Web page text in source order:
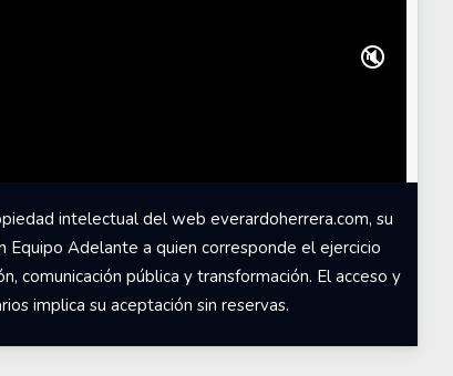
🔇
intelectual del web everardoherrera.com, su
Adelante a quien corresponde el ejercicio
comunicación pública y transformación. El acceso y
implica su aceptación sin reservas.